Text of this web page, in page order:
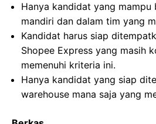
Hanya kandidat yang mampu
mandiri dan dalam tim yang
Kandidat harus siap
Shopee Express yang masih
memenuhi kriteria ini.
Hanya kandidat yang siap
warehouse mana saja yang